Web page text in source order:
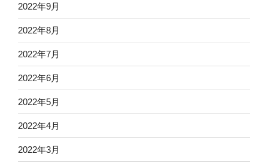
2022年9月
2022年8月
2022年7月
2022年6月
2022年5月
2022年4月
2022年3月